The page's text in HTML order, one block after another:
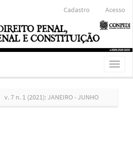
Cadastro Acesso
Toggle
v. 7 n. 1 (2021): JANEIRO - JUNHO